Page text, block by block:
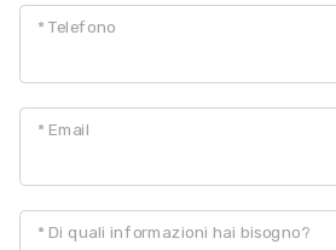
* Telefono
* Email
* Di quali informazioni hai bisogno?
Arredato
Nuova costruzione